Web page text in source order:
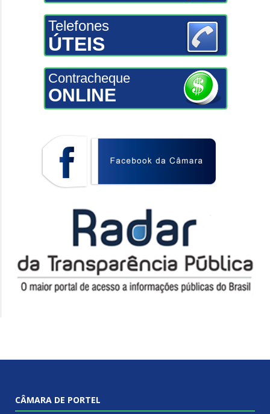
Telefones
ÚTEIS
Contracheque
ONLINE
CÂMARA DE PORTEL